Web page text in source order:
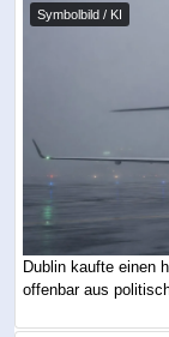
Symbolbild / KI
Dublin kaufte einen
offenbar aus